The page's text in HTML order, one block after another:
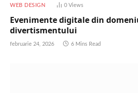
WEB DESIGN 0 Views
Evenimente digitale din
divertismentului
februarie 24, 2026 6 Mins Read